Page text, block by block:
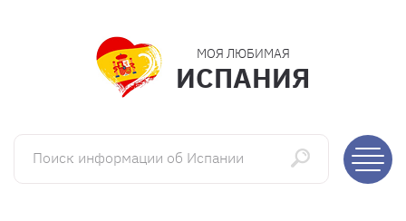
МОЯ ЛЮБИМАЯ
ИСПАНИЯ
Поиск информации об Испании